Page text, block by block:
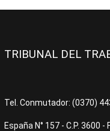
TRIBUNAL DEL
Tel. Conmutador: (0370)
España N° 157 - C.P. 3600 -